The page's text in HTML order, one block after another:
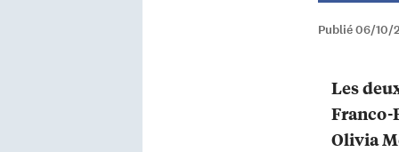
Publié 06/10/
Les
Franco-
Olivia